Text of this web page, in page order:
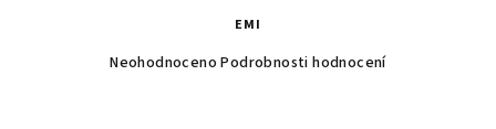
EMI
Průměrné
Neohodnoceno Podrobnosti hodnocení